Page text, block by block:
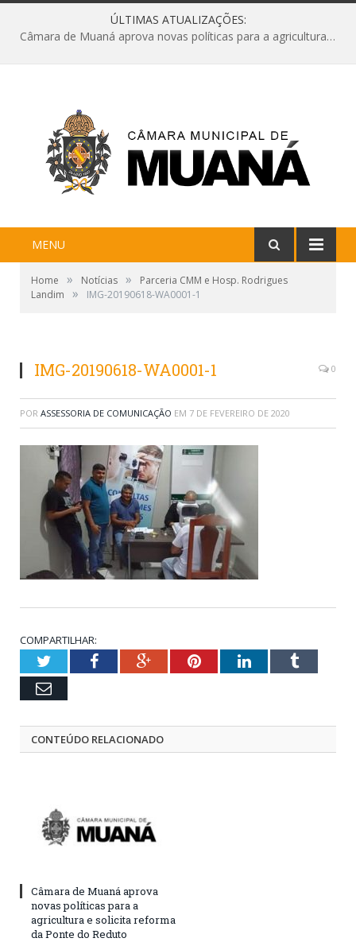
ÚLTIMAS ATUALIZAÇÕES:
Câmara de Muaná aprova novas políticas para a agricultura e solicita reforma da Ponte do Reduto
MENU
Home » Notícias »
Parceria CMM e Hosp. Rodrigues
Landim
» IMG-20190618-WA0001-1
IMG-20190618-WA0001-1 0
POR ASSESSORIA DE COMUNICAÇÃO EM 7 DE FEVEREIRO DE 2020
COMPARTILHAR:
TwitterFacebookGoogle+PinterestLinkedInTumblr
Email
CONTEÚDO RELACIONADO
Câmara de Muaná aprova
novas políticas para a
agricultura e solicita reforma
da Ponte do Reduto